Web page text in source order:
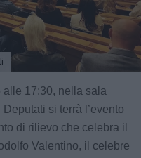
17:30, nella sala
si terrà l’evento
di rilievo che celebra il
Valentino, il celebre